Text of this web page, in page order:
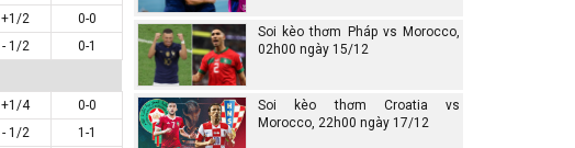
+1/2
0-0
- 1/2
0-1
+1/4
0-0
- 1/2
1-1
18
Ipswich
19
Wolves 17
20
Southampton
Soi kèo thơm Pháp vs Morocco,
02h00 ngày 15/12
Soi kèo thơm Croatia vs
Morocco, 22h00 ngày 17/12